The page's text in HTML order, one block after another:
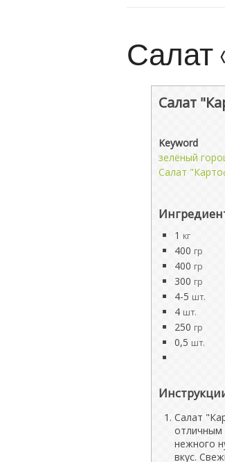
Салат
Салат
Keyword
зелёный
Салат
1 кг
400 гр
400 гр
300 гр
4-5 шт.
4 шт.
250 гр
0,5 шт.
Салат
отличным
нежного
вкус.